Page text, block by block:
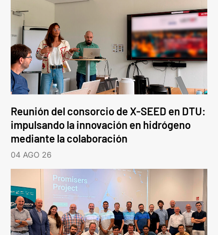
Reunión del consorcio de X-SEED en DTU:
impulsando la innovación en hidrógeno
mediante la colaboración
04 AGO 26